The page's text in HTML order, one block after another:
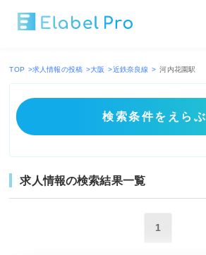
TOP >求人情報の投稿 >大阪 >近鉄奈良線 > 河内花園駅
求人情報の検索結果一覧
1
検索条件をえらぶ